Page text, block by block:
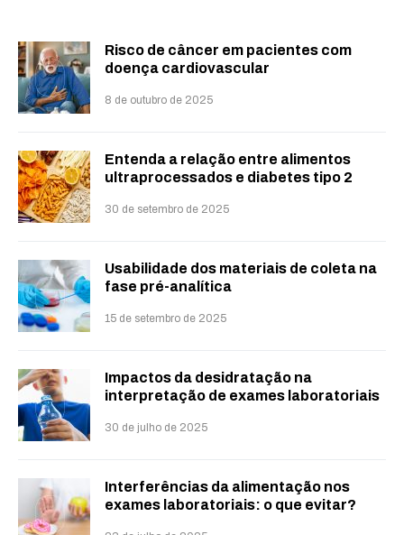
Risco de câncer em pacientes com
doença cardiovascular
8 de outubro de 2025
Entenda a relação entre alimentos
ultraprocessados e diabetes tipo 2
30 de setembro de 2025
Usabilidade dos materiais de coleta na
fase pré-analítica
15 de setembro de 2025
Impactos da desidratação na
interpretação de exames laboratoriais
30 de julho de 2025
Interferências da alimentação nos
exames laboratoriais: o que evitar?